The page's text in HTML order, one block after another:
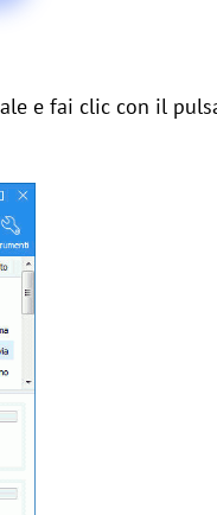
e fai clic con il